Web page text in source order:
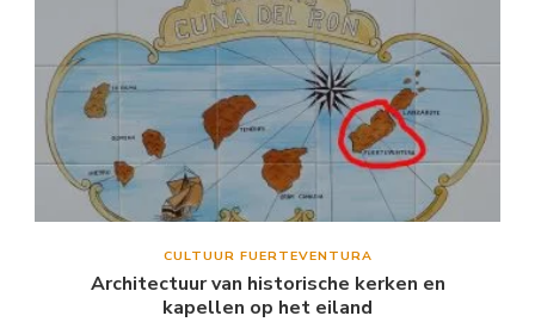
CULTUUR FUERTEVENTURA
Architectuur van historische kerken en
kapellen op het eiland